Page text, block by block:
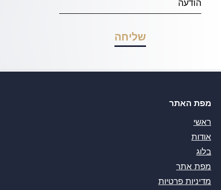
מפת האתר
ראשי
אודות
בלוג
מפת אתר
מדיניות פרטיות